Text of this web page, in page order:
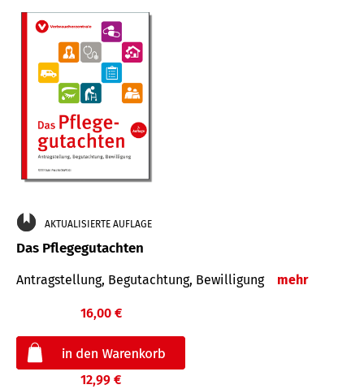
AKTUALISIERTE AUFLAGE
Das Pflegegutachten
Antragstellung, Begutachtung, Bewilligung mehr
16,00 €
12,99 €